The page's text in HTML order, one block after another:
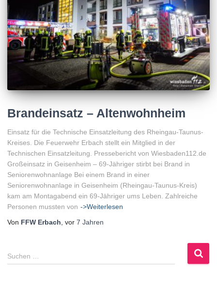
Brandeinsatz – Altenwohnheim
Einsatz für die Technische Einsatzleitung des Rheingau-Taunus-
Kreises. Die Feuerwehr Erbach stellt ein Mitglied in der
Technischen Einsatzleitung. Pressebericht von Wiesbaden112.de
Großeinsatz in Geisenheim – 69-Jähriger stirbt bei Brand in
Seniorenwohnanlage Bei einem Brand in einer
Seniorenwohnanlage in Geisenheim (Rheingau-Taunus-Kreis)
kam am Montagabend ein 69-Jähriger ums Leben. Zahlreiche
Personen mussten von ->Weiterlesen
Von FFW Erbach , vor 7 Jahren
S
u
Suchen …